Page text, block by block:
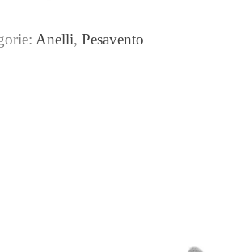
Anelli,Pesavento